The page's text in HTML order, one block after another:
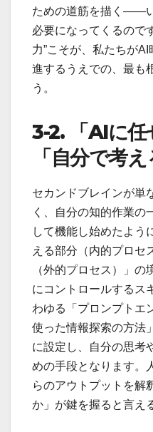
ための道筋を描く――
必要になってくるので
力”こそが、私たちが
進するうえでの、最も
う。
3-2. 「AIに任
「自分で考
セカンドブレインが単
く、自分の知的作業の
して機能し始めたよう
える部分（内的プロセ
（外的プロセス）」
にコントロールするス
わゆる「プロンプトエ
使った情報探索の方法
に設定し、自分の思考
めの手段となります。
らのアウトプットを解
か」が鍵を握ると言え